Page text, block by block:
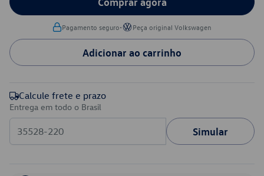
Pagamento seguro• Peça original Volkswagen
Adicionar ao carrinho
Calcule frete e prazo
Entrega em todo o Brasil
Simular